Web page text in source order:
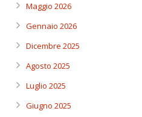
Maggio 2026
Gennaio 2026
Dicembre 2025
Agosto 2025
Luglio 2025
Giugno 2025